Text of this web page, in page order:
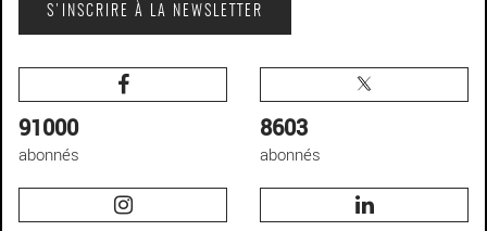
S'INSCRIRE À LA NEWSLETTER
91000
abonnés
8603
abonnés